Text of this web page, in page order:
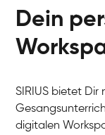
Dein
SIRIUS bietet Dir
digitalen